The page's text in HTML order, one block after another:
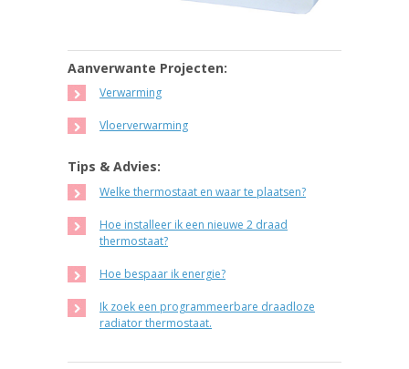
Aanverwante Projecten:
Verwarming
Vloerverwarming
Tips & Advies:
Welke thermostaat en waar te plaatsen?
Hoe installeer ik een nieuwe 2 draad
thermostaat?
Hoe bespaar ik energie?
Ik zoek een programmeerbare draadloze
radiator thermostaat.